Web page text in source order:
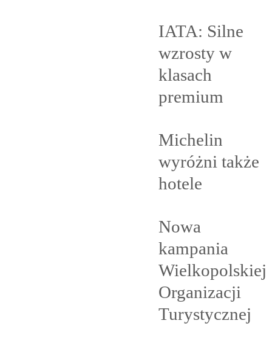
IATA: Silne
wzrosty w
klasach
premium
Michelin
wyróżni także
hotele
Nowa
kampania
Wielkopolskiej
Organizacji
Turystycznej